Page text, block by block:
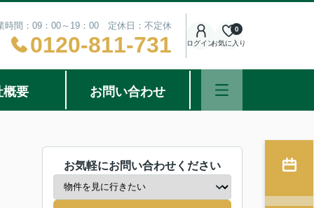
時間：09：00～19：00 定休日：不定休
0120-811-731 ログインお気に入り
0
概要 お問い合わせ
お気軽にお問い合わせください